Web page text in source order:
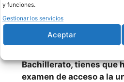
y funciones.
Gestionar los servicios
AceptarCursos
Son las especificaciones
para acceder a cualquier
grado en estudios
en caso de
Bachillerato, tienes que
examen de acceso a la